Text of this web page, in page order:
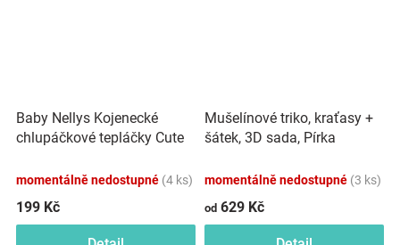
Baby Nellys Kojenecké
chlupáčkové tepláčky Cute
momentálně nedostupné (4 ks)
199 Kč
Mušelínové triko, kraťasy +
šátek, 3D sada, Pírka
momentálně nedostupné (3 ks)
od 629 Kč